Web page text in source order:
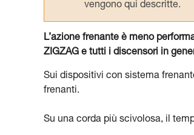
vengono qui descritte.
L’azione frenante è meno
ZIGZAG e tutti i discensori in
Sui dispositivi con sistema
frenanti.
Su una corda più scivolosa, il